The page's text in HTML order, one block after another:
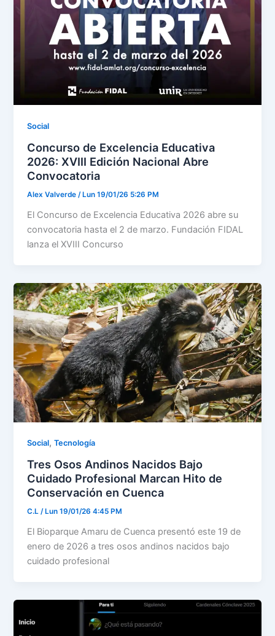
Social
Concurso de Excelencia Educativa
2026: XVIII Edición Nacional Abre
Convocatoria
Alex Valverde/ Lun 19/01/26 5:26 PM
El Concurso de Excelencia Educativa 2026 abre su
convocatoria hasta el 2 de marzo. Fundación FIDAL
lanza el XVIII Concurso
Social,Tecnología
Tres Osos Andinos Nacidos Bajo
Cuidado Profesional Marcan Hito de
Conservación en Cuenca
C.L/ Lun 19/01/26 4:45 PM
El Bioparque Amaru de Cuenca presentó este 19 de
enero de 2026 a tres osos andinos nacidos bajo
cuidado profesional